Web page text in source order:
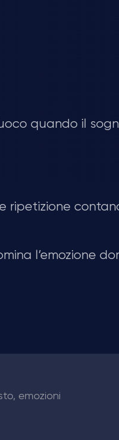
quando il
ripetizione
l’emozione
emozioni